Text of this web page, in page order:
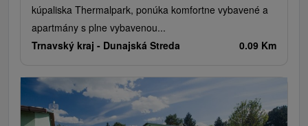
kúpaliska Thermalpark, ponúka komfortne vybavené a
apartmány s plne vybavenou...
Trnavský kraj - Dunajská Streda 0.09 Km